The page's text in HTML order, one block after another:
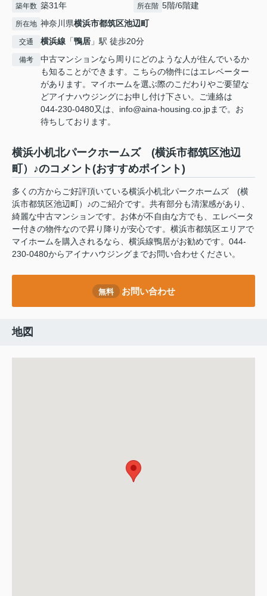
築年数 築31年 所在階 5階/6階建
所在地 神奈川県横浜市都筑区池辺町
交通 横浜線 「鴨居 」駅 徒歩20分
備考
中古マンションなら周りにどのような人が住んでいるか
も知ることができます。こちらの物件にはエレベーター
があります。マイホームを選ぶ際のこだわりやご要望な
どアイナハウジングにお申し付け下さい。ご連絡は
044-230-0480又は、info@aina-housing.co.jpまで。お
待ちしております。
横浜小机北パークホームズ (横浜市都筑区池辺
町）♪のコメント(おすすめポイント)
多くの方からご好評頂いている横浜小机北パークホームズ (横
浜市都筑区池辺町）♪のご紹介です。共有部分も清潔感があり、
綺麗な中古マンションです。お体が不自由な方でも、エレベータ
ー付きの物件なので昇り降りが安心です。横浜市都筑区エリアで
マイホームを購入されるなら、横浜線鴨居がお勧めです。044-
230-0480からアイナハウジングまでお問い合わせください。
無料 お問い合わせ
地図